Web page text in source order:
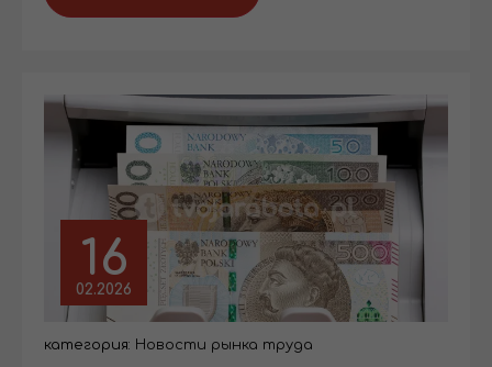
16
02.2026
категория: Новости рынка труда